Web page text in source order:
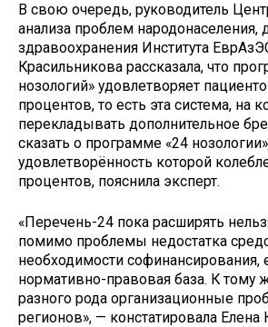
В свою очередь, руководитель
анализа проблем народонаселения,
здравоохранения Института
Красильникова рассказала, что
нозологий» удовлетворяет
процентов, то есть эта система, на
перекладывать дополнительное
сказать о программе «24
удовлетворённость которой
процентов, пояснила эксперт.
«Перечень-24 пока расширять
помимо проблемы недостатка
необходимости софинансирования,
нормативно-правовая база. К тому
разного рода организационные
регионов», — констатировала Елена